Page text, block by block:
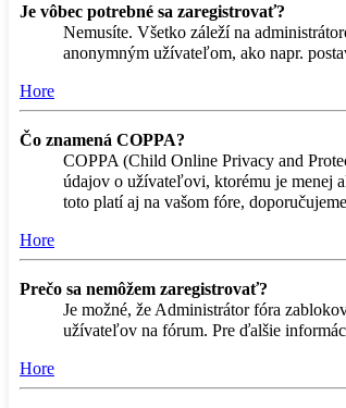
Je vôbec potrebné sa zaregistrovať?
Nemusíte. Všetko záleží na
anonymným užívateľom, ako napr.
Hore
Čo znamená COPPA?
COPPA (Child Online Privacy and
údajov o užívateľovi, ktorému je menej
toto platí aj na vašom fóre,
Hore
Prečo sa nemôžem zaregistrovať?
Je možné, že Administrátor fóra
užívateľov na fórum. Pre ďalšie
Hore